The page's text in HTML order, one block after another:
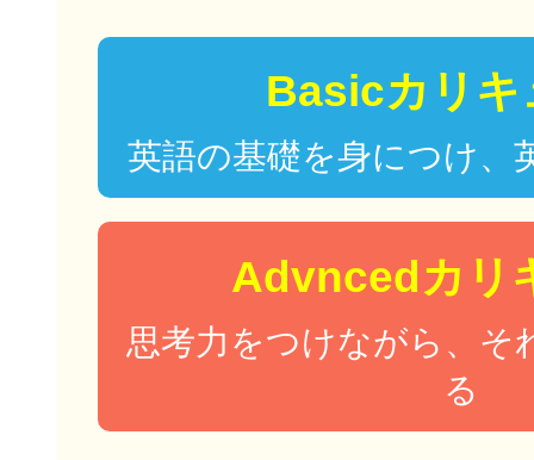
Basicカリキ
英語の基礎を身につけ、
Advncedカリ
思考力をつけながら、そ
る